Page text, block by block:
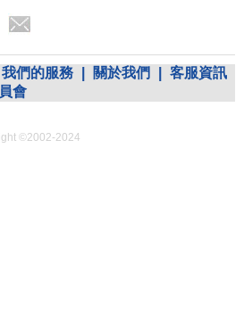
我們的服務 關於我們
客服資訊
會
©2002-2024